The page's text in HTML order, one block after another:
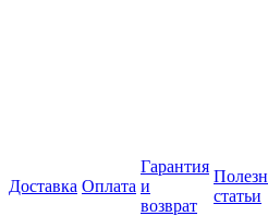
Доставка Оплата
Гарантия
и
возврат
статьи